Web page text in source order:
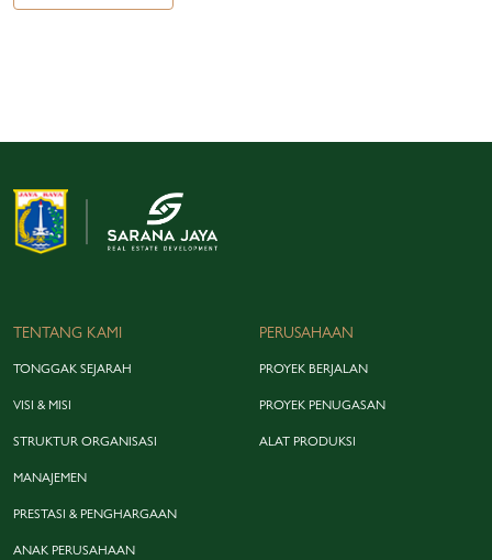
TENTANG KAMI
TONGGAK SEJARAH
VISI & MISI
STRUKTUR ORGANISASI
MANAJEMEN
PRESTASI & PENGHARGAAN
ANAK PERUSAHAAN
PERUSAHAAN
PROYEK BERJALAN
PROYEK PENUGASAN
ALAT PRODUKSI